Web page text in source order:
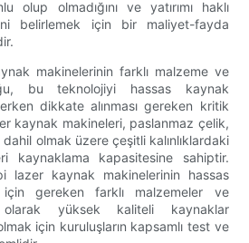
olup olmadığını ve yatırımı haklı
belirlemek için bir maliyet-fayda
makinelerinin farklı malzeme ve
bu teknolojiyi hassas kaynak
dikkate alınması gereken kritik
kaynak makineleri, paslanmaz çelik,
olmak üzere çeşitli kalınlıklardaki
kaynaklama kapasitesine sahiptir.
lazer kaynak makinelerinin hassas
için gereken farklı malzemeler ve
olarak yüksek kaliteli kaynaklar
için kuruluşların kapsamlı test ve